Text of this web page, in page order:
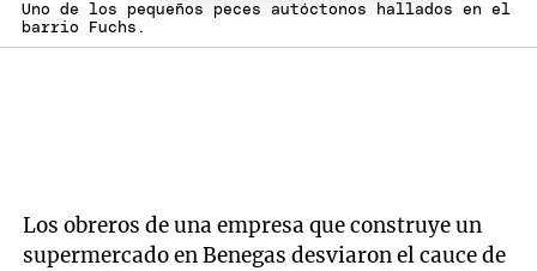
Uno de los pequeños peces autóctonos hallados en el
barrio Fuchs.
Los obreros de una empresa que construye un
supermercado en Benegas desviaron el cauce de